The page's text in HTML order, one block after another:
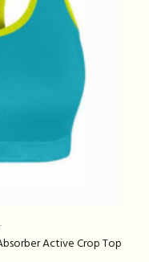
Active Crop Top